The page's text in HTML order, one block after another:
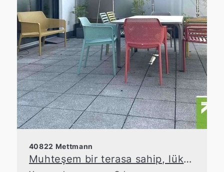
40822 Mettmann
Muhteşem bir terasa sahip, lüks ve ferah dubleks daire